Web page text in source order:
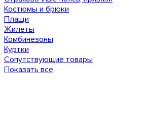
Костюмы и брюки
Плащи
Жилеты
Комбинезоны
Куртки
Сопутствующие товары
Показать все